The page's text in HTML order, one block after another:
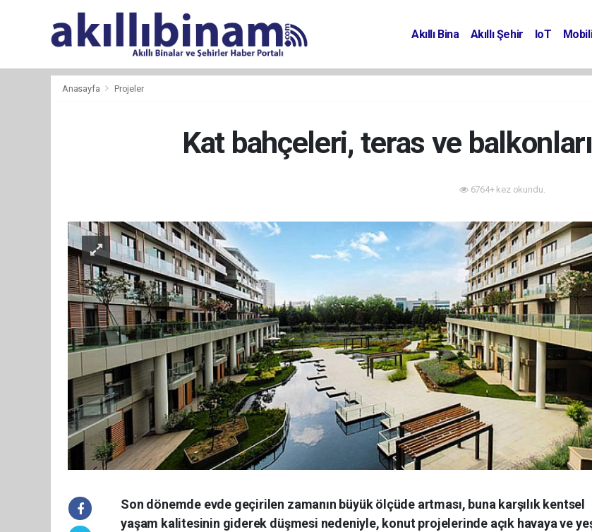
Akıllı Bina Akıllı Şehir IoT
Anasayfa Projeler
Kat bahçeleri, teras ve
6764+ kez okundu.
Son dönemde evde geçirilen zamanın büyük ölçüde artması, buna karşılık kentsel
yaşam kalitesinin giderek düşmesi nedeniyle, konut projelerinde açık havaya ve